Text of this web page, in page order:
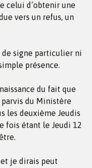
celui d’obtenir une
vers un refus, un
de signe particulier ni
présence.
du fait que
parvis du Ministère
les deuxième Jeudis
fois étant le Jeudi 12
je dirais peut